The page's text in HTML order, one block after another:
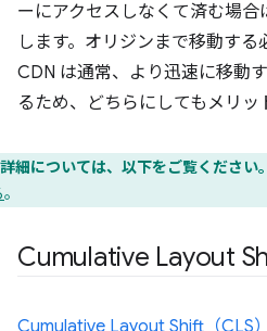
ーにアクセスしなくて済む場
します。オリジンまで移動する
CDN は通常、より迅速に移動
るため、どちらにしてもメリッ
詳細については、以下をご覧ください。
。
Cumulative Layout
Cumulative Layout Shift（CLS）